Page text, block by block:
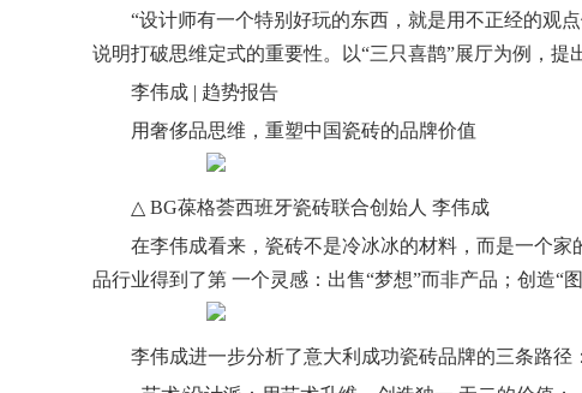
“设计师有一个特别好玩的东西，就是用不正经的观
说明打破思维定式的重要性。以“三只喜鹊”展厅为例，提
李伟成 | 趋势报告
用奢侈品思维，重塑中国瓷砖的品牌价值
△ BG葆格荟西班牙瓷砖联合创始人 李伟成
在李伟成看来，瓷砖不是冷冰冰的材料，而是一个
品行业得到了第 一个灵感：出售“梦想”而非产品；创造“
李伟成进一步分析了意大利成功瓷砖品牌的三条路径：